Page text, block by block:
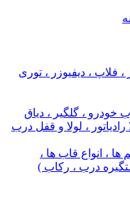
فلاپ ، دیفیوزر ، توری
خودرو ، گلگیر ، دیاق
، لولا و قفل درب
ها ، انواع قاب ها ،
درب ، رکاب )